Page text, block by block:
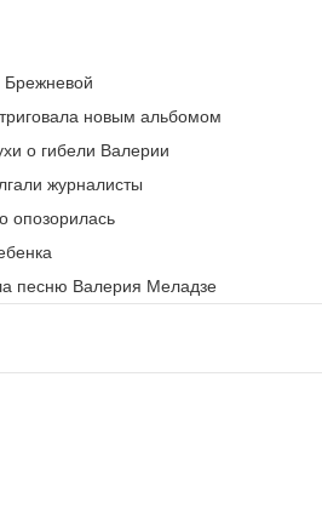
Брежневой
новым альбомом
о гибели Валерии
журналисты
опозорилась
песню Валерия Меладзе